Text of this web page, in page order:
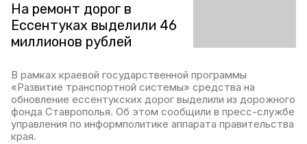
На ремонт дорог в
Ессентуках выделили 46
миллионов рублей
В рамках краевой государственной программы
«Развитие транспортной системы» средства на
обновление ессентукских дорог выделили из дорожного
фонда Ставрополья. Об этом сообщили в пресс-службе
управления по информполитике аппарата правительства
края.